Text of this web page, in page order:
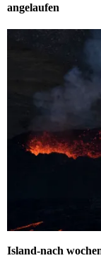
angelaufen
Island-nach